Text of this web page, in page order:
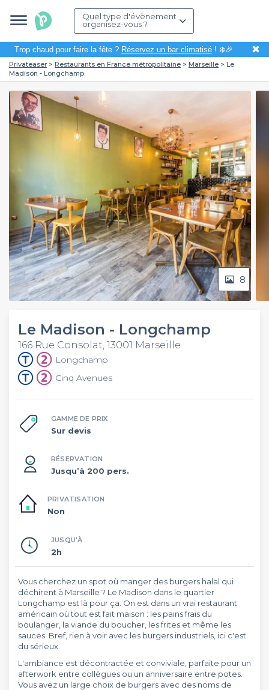
Quel type d'évènement
organisez-vous ?
Trop chaud pour faire la fête ? Réservez un bar climatisé! ❄️🎉 ✖
Privateaser Restaurants en France métropolitaine Marseille
Le
Madison - Longchamp
8
Le Madison - Longchamp
166 Rue Consolat, 13001 Marseille
Longchamp
Cinq Avenues
GAMME DE PRIX
Sur devis
RÉSERVATION
Jusqu’à 200 pers.
PRIVATISATION
Non
JUSQU'À
2h
Vous cherchez un spot où manger des burgers halal qui
déchirent à Marseille ? Le Madison dans le quartier
Longchamp est là pour ça. On est dans un vrai restaurant
américain où tout est fait maison : les pains frais du
boulanger, la viande du boucher, les frites et même les
sauces. Bref, rien à voir avec les burgers industriels, ici c'est
du sérieux.
L'ambiance est décontractée et conviviale, parfaite pour un
afterwork entre collègues ou un anniversaire entre potes.
Vous avez un large choix de burgers avec des noms de